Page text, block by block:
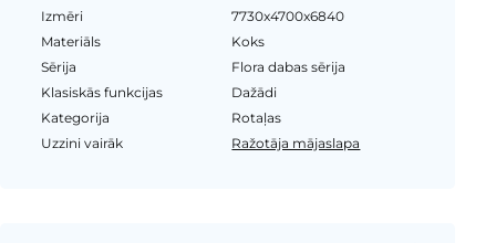
Izmēri
7730x4700x6840
Materiāls
Koks
Sērija
Flora dabas sērija
Klasiskās funkcijas
Dažādi
Kategorija
Rotaļas
Uzzini vairāk
Ražotāja mājaslapa